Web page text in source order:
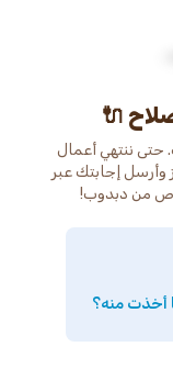
🔌
حتى ننتهي أعمال
وأرسل إجابتك عبر
من دبدوب!
أخذت منه؟